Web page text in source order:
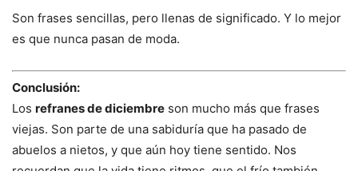
Son frases sencillas, pero llenas de significado. Y lo mejor
es que nunca pasan de moda.
Conclusión:
Los refranes de diciembre son mucho más que frases
viejas. Son parte de una sabiduría que ha pasado de
abuelos a nietos, y que aún hoy tiene sentido. Nos